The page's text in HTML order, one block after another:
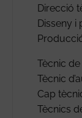
Direcció
Disseny i
Tècnic de
Tècnic
Cap
Tècnics